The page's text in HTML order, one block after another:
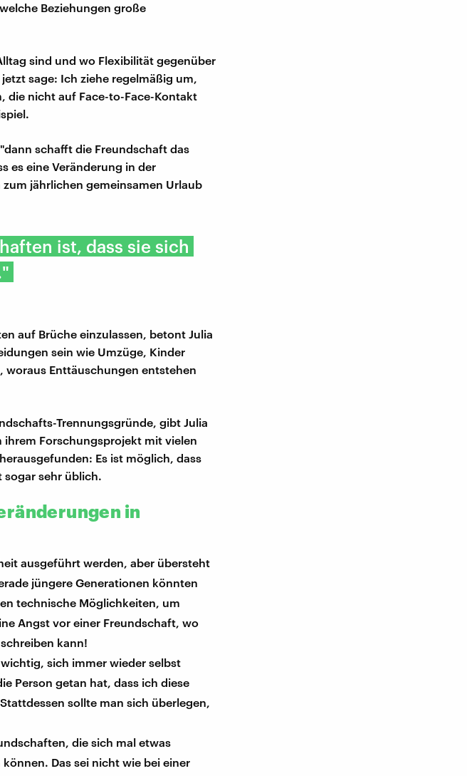
Beziehungen große
sind und wo Flexibilität gegenüber
sage: Ich ziehe regelmäßig um,
die nicht auf Face-to-Face-Kontakt
schafft die Freundschaft das
es eine Veränderung in der
jährlichen gemeinsamen Urlaub
ist, dass sie sich
auf Brüche einzulassen, betont Julia
sein wie Umzüge, Kinder
woraus Enttäuschungen entstehen
Trennungsgründe, gibt Julia
ihrem Forschungsprojekt mit vielen
Es ist möglich, dass
sogar sehr üblich.
in
ausgeführt werden, aber übersteht
jüngere Generationen könnten
technische Möglichkeiten, um
Angst vor einer Freundschaft, wo
kann!
sich immer wieder selbst
Person getan hat, dass ich diese
sollte man sich überlegen,
die sich mal etwas
Das sei nicht wie bei einer